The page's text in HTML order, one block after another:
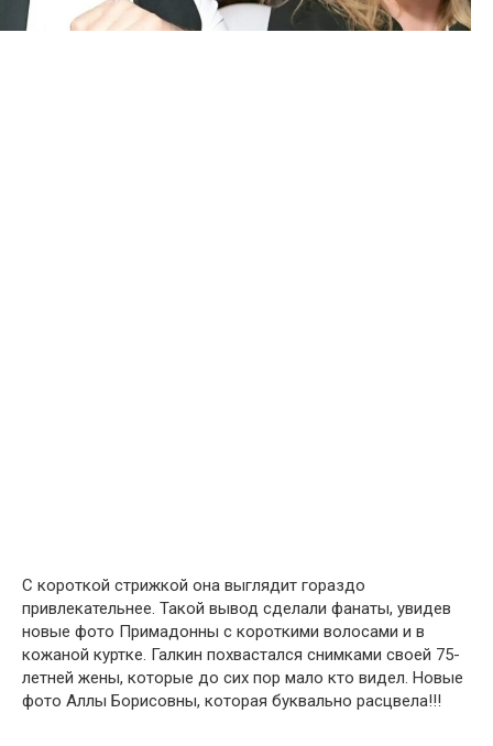
С короткой стрижкой она выглядит гораздо
привлекательнее. Такой вывод сделали фанаты, увидев
новые фото Примадонны с короткими волосами и в
кожаной куртке. Галкин похвастался снимками своей 75-
летней жены, которые до сих пор мало кто видел. Новые
фото Аллы Борисовны, которая буквально расцвела!!!